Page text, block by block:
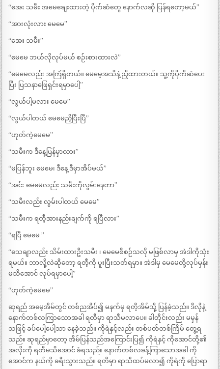
“အေး သမီး အမေချေးထားတဲ့ ပိုက်ဆံတွေ နောက်လဆို ပြန်ရတော့မယ်”
“အားလုံးလား မေမေ”
“အေး သမီး”
“မေမေ ဘယ်လိုလုပ်မယ် စဉ်းစားထားလဲ”
“မေမေလည်း အကြံရှိတယ်။ မေမေ့အသိနဲ့ ညှိထားတယ်။ သူ့ကိုပိုကိဆံပေး
ပြီး ပြသနာဖြေရှင်းရမှာပေါ့”
“လွယ်ပါ့မလား မေမေ”
“လွယ်ပါတယ် မေမေညှိပြီးပြီ”
“ဟုတ်ကဲ့မေမေ”
“သမီးက ဒီနေ့ပြန်မှာလား”
“မပြန်ဘူး မေမေ၊ ဒီနေ့ ဒီမှာအိပ်မယ်”
“အင်း မေမေလည်း သမီးကိုလွမ်းနေတာ”
“သမီးလည်း လွမ်းပါတယ် မေမေ”
“သမီးက ရတီ့အားနည်းချက်ကို ရပြီလား”
“ရပြီ မေမေ ”
“သေချာလည်း သိမ်းထားဦးသမီး ၊ မေမေစီစဉ်သလို မဖြစ်လာမှ အဲဒါကိုသုံး
ရမယ်။ ဘာလို့လဲဆိုတော့ ရတီ့ကို ပူးပြီးသတ်ရမှာ။ အဲဒါမှ မေမေတို့လုပ်မှန်း
မသိအောင် လုပ်ရမှာပေါ့”
“ဟုတ်ကဲ့မေမေ”
ဆုရည် အမေ့အိမ်တွင် တစ်ညအိပ်၍ မနက်မှ ရတီ့အိမ်သို့ ပြန်ခဲ့သည်။ ဒီလိုနဲ့
နောက်တစ်လကြာသောအခါ ရတီမှာ ရာသီမလာပေ။ ခါတိုင်းလည်း မမှန်
သဖြင့် ခပ်ပေါ့ပေါ့သာ နေခဲ့သည်။ ကိုရဲနှင့်လည်း တစ်ပတ်တစ်ကြိမ် တွေ့ရ
သည်။ ဆုရည်မှာတော့ အိမ်ပြန်သည်အကြောင်းပြ၍ ကိုရဲနှင့် ကိုအောင်တို့၏
အလိုးကို ရတီမသိအောင် ခံရသည်။ နောက်တစ်လခန့်ကြာသောအခါ ကို
အောင်က နယ်ကို ခရီးသွားသည်။ ရတီမှာ ရာသီထပ်မလာ၍ ကိုရဲကို ပြောရာ